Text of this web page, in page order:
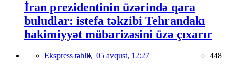
İran prezidentinin üzərində qara
buludlar: istefa təkzibi Tehrandakı
hakimiyyət mübarizəsini üzə çıxarır
Ekspress təhlil, 05 avqust, 12:27 448